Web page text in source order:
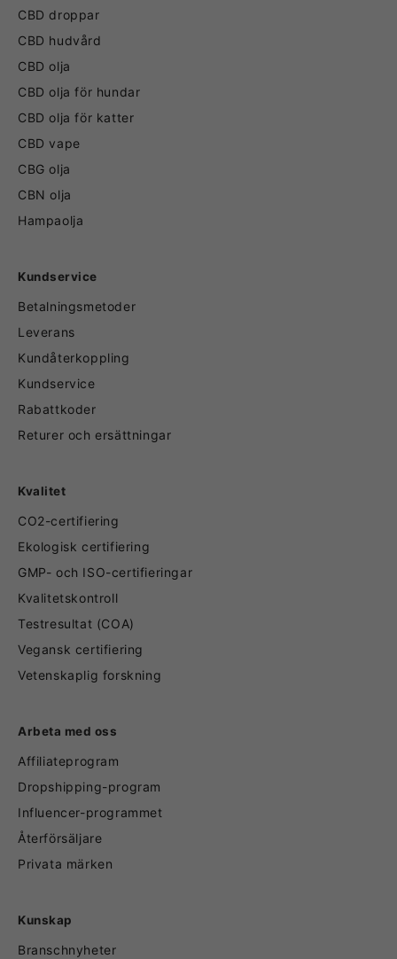
CBD droppar
CBD hudvård
CBD olja
CBD olja för hundar
CBD olja för katter
CBD vape
CBG olja
CBN olja
Hampaolja
Kundservice
Betalningsmetoder
Leverans
Kundåterkoppling
Kundservice
Rabattkoder
Returer och ersättningar
Kvalitet
CO2-certifiering
Ekologisk certifiering
GMP- och ISO-certifieringar
Kvalitetskontroll
Testresultat (COA)
Vegansk certifiering
Vetenskaplig forskning
Arbeta med oss
Affiliateprogram
Dropshipping-program
Influencer-programmet
Återförsäljare
Privata märken
Kunskap
Branschnyheter